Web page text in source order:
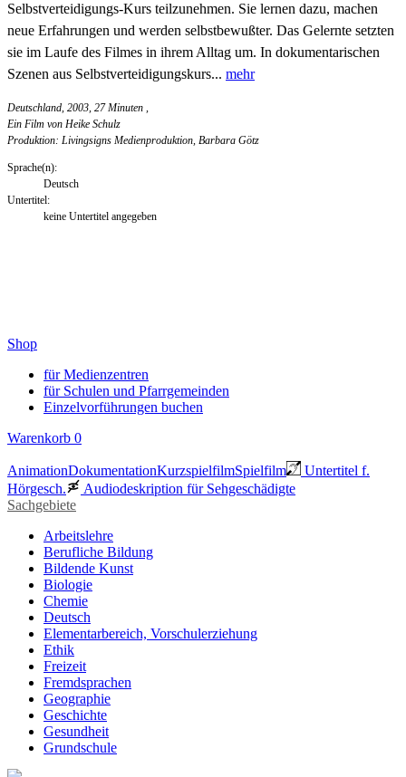
Selbstverteidigungs-Kurs teilzunehmen. Sie lernen dazu, machen
neue Erfahrungen und werden selbstbewußter. Das Gelernte setzten
sie im Laufe des Filmes in ihrem Alltag um. In dokumentarischen
Szenen aus Selbstverteidigungskurs... mehr
Deutschland, 2003, 27 Minuten ,
Ein Film von Heike Schulz
Produktion: Livingsigns Medienproduktion, Barbara Götz
Sprache(n):
Deutsch
Untertitel:
keine Untertitel angegeben
Shop
für Medienzentren
für Schulen und Pfarrgemeinden
Einzelvorführungen buchen
Warenkorb 0
AnimationDokumentationKurzspielfilmSpielfilm
Untertitel f.
Hörgesch.
Audiodeskription für Sehgeschädigte
Sachgebiete
Arbeitslehre
Berufliche Bildung
Bildende Kunst
Biologie
Chemie
Deutsch
Elementarbereich, Vorschulerziehung
Ethik
Freizeit
Fremdsprachen
Geographie
Geschichte
Gesundheit
Grundschule